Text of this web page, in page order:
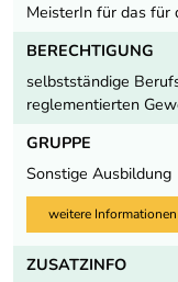
MeisterIn für das für
BERECHTIGUNG
selbstständige
reglementierten
GRUPPE
Sonstige Ausbildung
weitere Informationen
ZUSATZINFO